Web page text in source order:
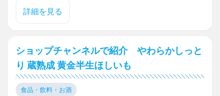
詳細を見る
ショップチャンネルで紹介 やわらかしっと
り 蔵熟成 黄金半生ほしいも
食品・飲料・お酒